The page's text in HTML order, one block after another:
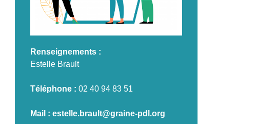
Renseignements :
Estelle Brault
Téléphone : 02 40 94 83 51
Mail : estelle.brault@graine-pdl.org